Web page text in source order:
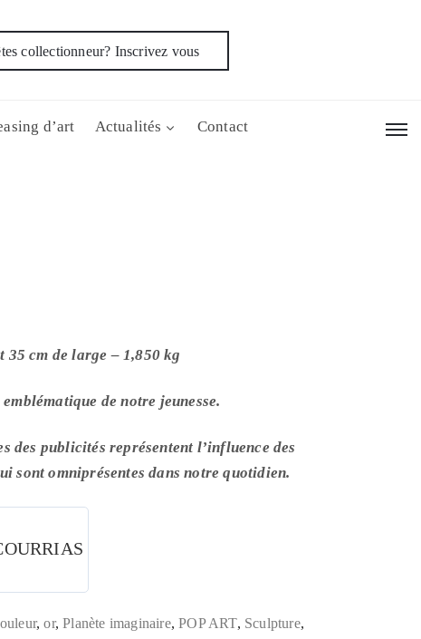
collectionneur? Inscrivez vous
d’art Actualités Contact
35 cm de large – 1,850 kg
de notre jeunesse.
des publicités représentent l’influence des
sont omniprésentes dans notre quotidien.
,or,Planète imaginaire,POP ART, Sculpture,